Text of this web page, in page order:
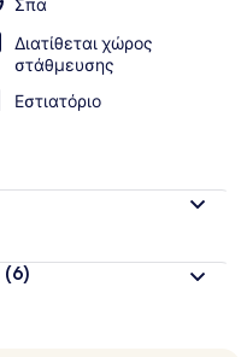
Σπα
Διατίθεται χώρος
στάθμευσης
Εστιατόριο
(6)